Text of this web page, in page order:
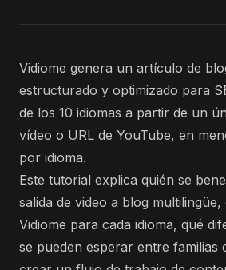
Vidiome genera un artículo de
estructurado y optimizado para
de los 10 idiomas a partir de un
vídeo o URL de YouTube, en
por idioma.
Este tutorial explica quién se
salida de video a blog
Vidiome para cada idioma, qué
se pueden esperar entre familias